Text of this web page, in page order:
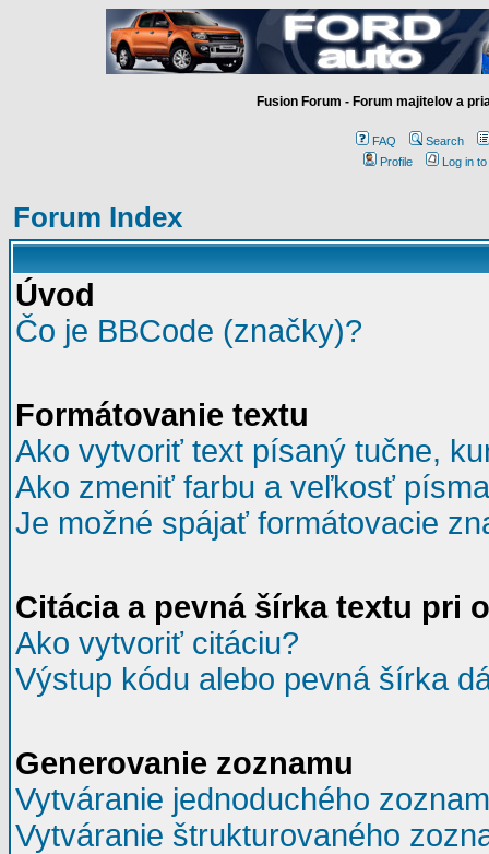
Fusion Forum - Forum majitelov a
FAQ
Search
Profile
Log in
Forum Index
Úvod
Čo je BBCode (značky)?
Formátovanie textu
Ako vytvoriť text písaný tučne,
Ako zmeniť farbu a veľkosť
Je možné spájať formátovacie
Citácia a pevná šírka textu pri
Ako vytvoriť citáciu?
Výstup kódu alebo pevná šírka
Generovanie zoznamu
Vytváranie jednoduchého
Vytváranie štrukturovaného